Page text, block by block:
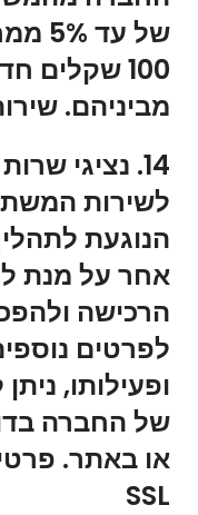
של
100 שקלים
מביניהם.
14. נציגי
לשירות
הנוגעת
אחר על מנת
הרכישה
לפרטים
ופעילותו,
של החברה
או באתר.
SSL